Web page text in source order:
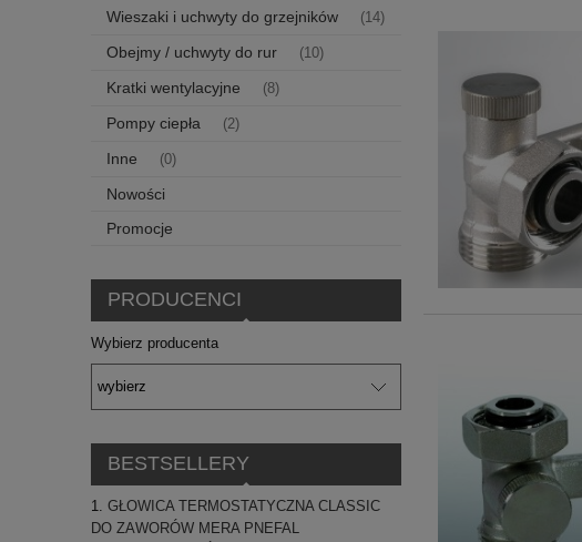
Wieszaki i uchwyty do grzejników (14)
Obejmy / uchwyty do rur (10)
Kratki wentylacyjne (8)
Pompy ciepła (2)
Inne (0)
Nowości
Promocje
PRODUCENCI
Wybierz producenta
BESTSELLERY
GŁOWICA TERMOSTATYCZNA CLASSIC
DO ZAWORÓW MERA PNEFAL